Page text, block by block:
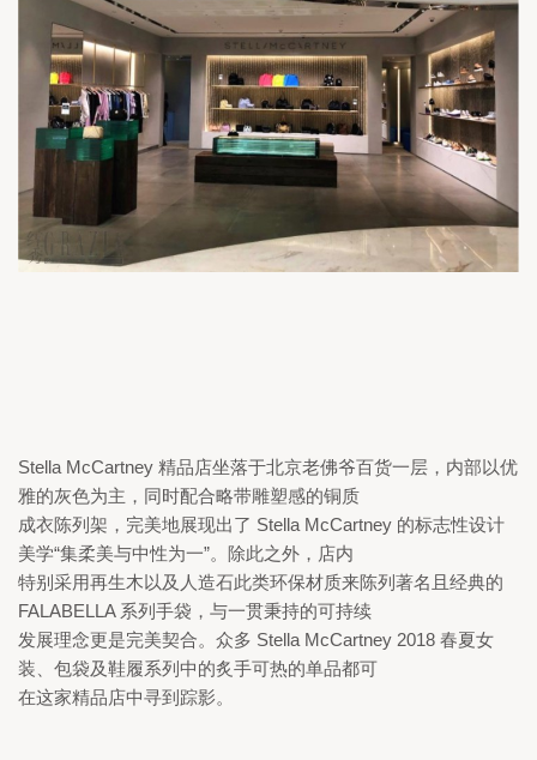
Stella McCartney 精品店坐落于北京老佛爷百货一层，内部以优
雅的灰色为主，同时配合略带雕塑感的铜质
成衣陈列架，完美地展现出了 Stella McCartney 的标志性设计
美学“集柔美与中性为一”。
除此之外，店内
FALABELLA 系列手袋，与一贯秉持的可持续
发展理念更是完美契合。众多 Stella McCartney 2018 春夏女
装、包袋及鞋履系列中的炙手可热的单品都可
在这家精品店中寻到踪影。